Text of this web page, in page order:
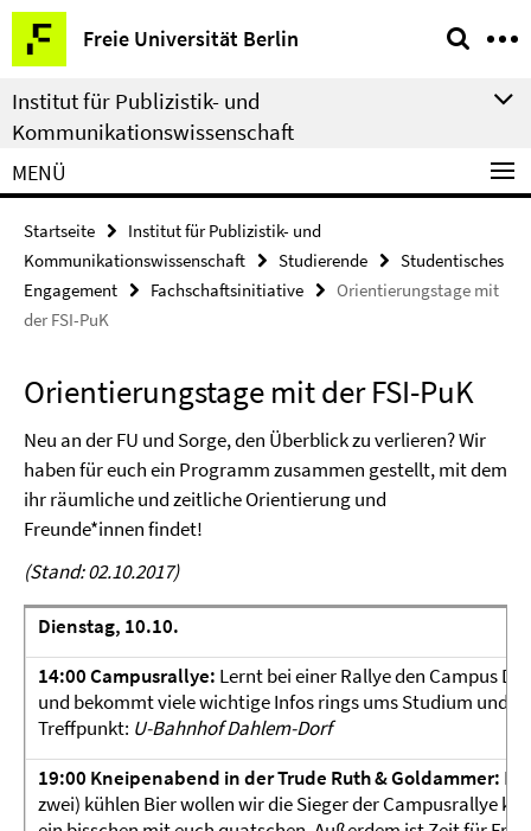
Springe
direkt
zu
Inhalt
Freie Universität Berlin
Service-
Navigation
Institut für Publizistik- und
Kommunikationswissenschaft
MENÜ
Startseite
Institut für Publizistik- und
Kommunikationswissenschaft
Studierende
Studentisches
Engagement
Fachschaftsinitiative
Orientierungstage mit
der FSI-PuK
Orientierungstage mit der FSI-PuK
Neu an der FU und Sorge, den Überblick zu verlieren? Wir
haben für euch ein Programm zusammen gestellt, mit dem
ihr räumliche und zeitliche Orientierung und
Freunde*innen findet!
(Stand: 02.10.2017)
Dienstag, 10.10.
14:00 Campusrallye: Lernt bei einer Rallye den Campus
und bekommt viele wichtige Infos rings ums Studium und
Treffpunkt: U-Bahnhof Dahlem-Dorf
19:00 Kneipenabend in der Trude Ruth & Goldammer:
zwei) kühlen Bier wollen wir die Sieger der Campusrallye